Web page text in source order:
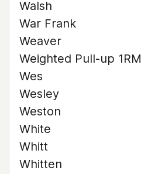
Walsh
War Frank
Weaver
Weighted Pull-up 1RM
Wes
Wesley
Weston
White
Whitt
Whitten